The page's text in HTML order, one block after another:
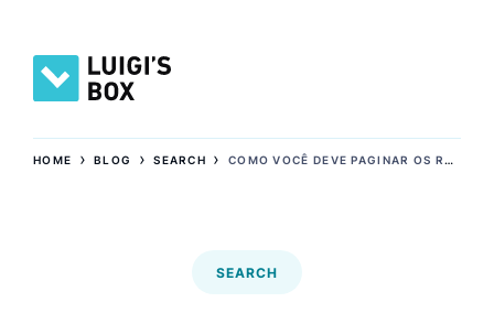
HOME ›BLOG ›SEARCH › COMO VOCÊ DEVE PAGINAR OS RESULTADOS DA PESQUISA EM SEU SITE?
SEARCH